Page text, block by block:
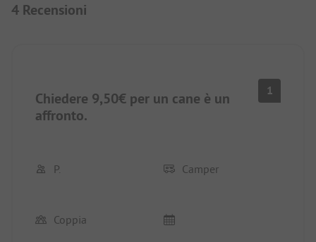
4 Recensioni
Chiedere 9,50€ per un cane è un
affronto.
1
P. Camper
Coppia